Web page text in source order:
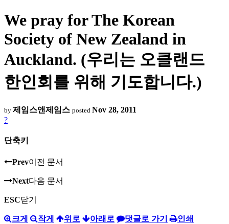
We pray for The Korean
Society of New Zealand in
Auckland. (우리는 오클랜드
한인회를 위해 기도합니다.)
by 제임스앤제임스 posted Nov 28, 2011
?
단축키
Prev이전 문서
Next다음 문서
ESC닫기
크게 작게 위로 아래로 댓글로 가기 인쇄